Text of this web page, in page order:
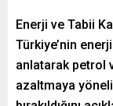
Enerji ve Tabii
Türkiye’nin
anlatarak petrol
azaltmaya